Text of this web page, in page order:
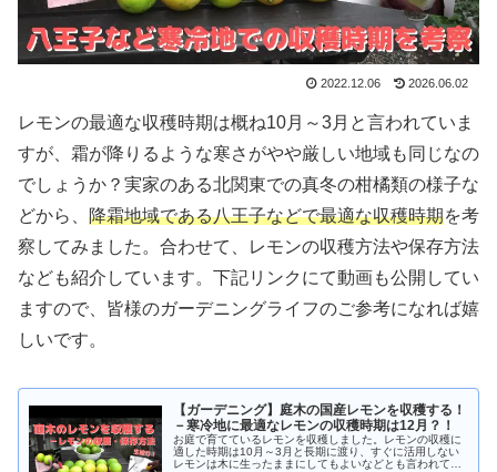
2022.12.06 2026.06.02
レモンの最適な収穫時期は概ね10月～3月と言われていま
すが、霜が降りるような寒さがやや厳しい地域も同じなの
でしょうか？実家のある北関東での真冬の柑橘類の様子な
どから、 降霜地域である八王子などで最適な収穫時期を考
察してみました。合わせて、レモンの収穫方法や保存方法
なども紹介しています。下記リンクにて動画も公開してい
ますので、皆様のガーデニングライフのご参考になれば嬉
しいです。
【ガーデニング】庭木の国産レモンを収穫する！
－寒冷地に最適なレモンの収穫時期は12月？！
お庭で育てているレモンを収穫しました。レモンの収穫に
適した時期は10月～3月と長期に渡り、すぐに活用しない
レモンは木に生ったままにしてもよいなどとも言われてい